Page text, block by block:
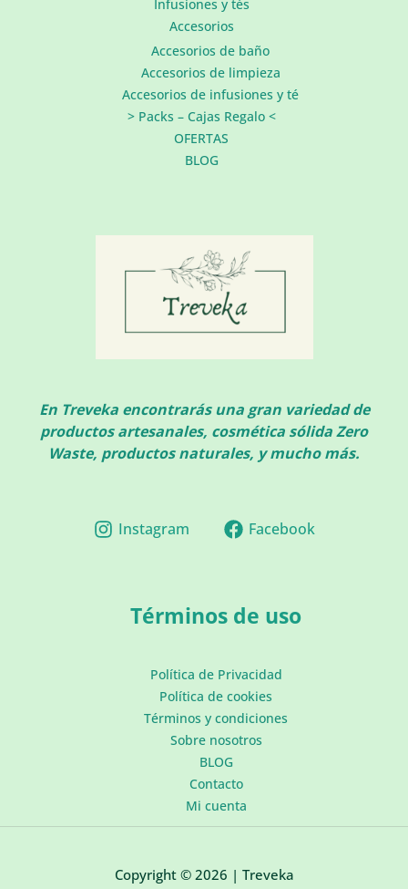
Infusiones y tés
Accesorios
Accesorios de baño
Accesorios de limpieza
Accesorios de infusiones y té
> Packs – Cajas Regalo <
OFERTAS
BLOG
En Treveka encontrarás una gran variedad de
productos artesanales, cosmética sólida Zero
Waste, productos naturales, y mucho más.
Instagram Facebook
Términos de uso
Política de Privacidad
Política de cookies
Términos y condiciones
Sobre nosotros
BLOG
Contacto
Mi cuenta
Copyright © 2026 | Treveka